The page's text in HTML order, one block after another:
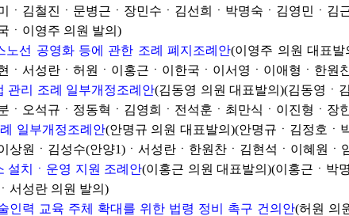
ㆍ김철진ㆍ문병근ㆍ장민수ㆍ김선희ㆍ박명숙ㆍ김영민ㆍ김
ㆍ이영주 의원 발의)
노선 공영화 등에 관한 조례 폐지조례안(이영주 의원 대표발
ㆍ서성란ㆍ허원ㆍ이홍근ㆍ이한국ㆍ이서영ㆍ이애형ㆍ한원
관리 조례 일부개정조례안(김동영 의원 대표발의)(김동영ㆍ
ㆍ오석규ㆍ정동혁ㆍ김영희ㆍ전석훈ㆍ최만식ㆍ이진형ㆍ장
일부개정조례안(안명규 의원 대표발의)(안명규ㆍ김정호ㆍ
상원ㆍ김성수(안양1)ㆍ서성란ㆍ한원찬ㆍ김현석ㆍ이혜원ㆍ
설치ㆍ운영 지원 조례안(이홍근 의원 대표발의)(이홍근ㆍ박
서성란 의원 발의)
인력 교육 주체 확대를 위한 법령 정비 촉구 건의안(허원 의